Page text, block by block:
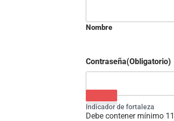
Nombre
Contraseña(Obligatorio)
Indicador de fortaleza
Debe contener mínimo